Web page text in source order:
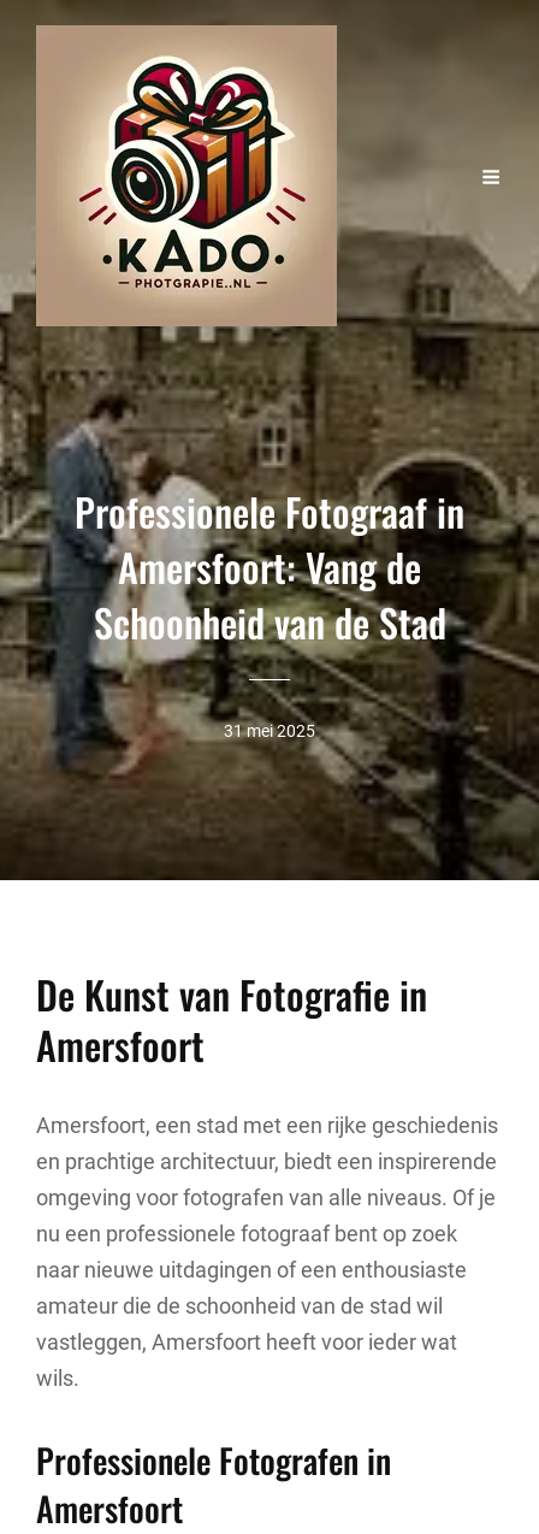
Professionele Fotograaf in
Amersfoort: Vang de
Schoonheid van de Stad
31 mei 2025
De Kunst van Fotografie in
Amersfoort
Amersfoort, een stad met een rijke geschiedenis
en prachtige architectuur, biedt een inspirerende
omgeving voor fotografen van alle niveaus. Of je
nu een professionele fotograaf bent op zoek
naar nieuwe uitdagingen of een enthousiaste
amateur die de schoonheid van de stad wil
vastleggen, Amersfoort heeft voor ieder wat
wils.
Professionele Fotografen in
Amersfoort